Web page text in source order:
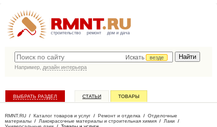
строительство ремонт дом и дача
Искать
везде
Например, дизайн интерьера
ВЫБРАТЬ РАЗДЕЛ СТАТЬИ ТОВАРЫ
RMNT.RU / Каталог товаров и услуг / Ремонт и отделка / Отделочные
материалы / Лакокрасочные материалы и строительная химия / Лаки /